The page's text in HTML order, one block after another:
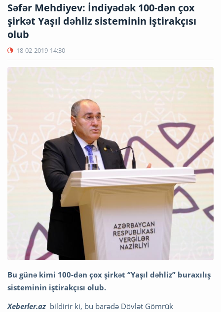
Səfər Mehdiyev: İndiyədək 100-dən çox
şirkət Yaşıl dəhliz sisteminin iştirakçısı
olub
18-02-2019 14:30
Bu günə kimi 100-dən çox şirkət “Yaşıl dəhliz” buraxılış
sisteminin iştirakçısı olub.
Xeberler.az bildirir ki, bu barədə Dövlət Gömrük